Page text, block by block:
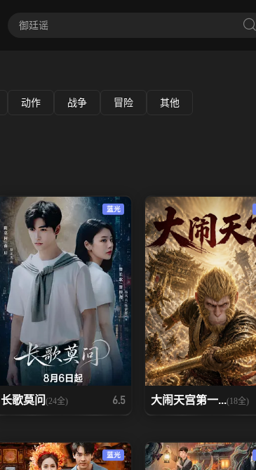
动作 战争 冒险 其他
蓝光
长歌莫问 (24全) 6.5 大闹天宫第一...(18全)
蓝光